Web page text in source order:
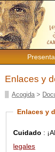
Enlaces y
Acogida >
Enlaces y
Cuidado :
legales